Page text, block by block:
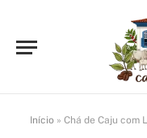
Início » Chá de Caju com